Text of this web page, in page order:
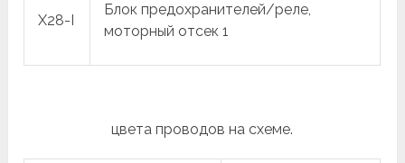
X28-I
Блок предохранителей/реле,
моторный отсек 1
цвета проводов на схеме.